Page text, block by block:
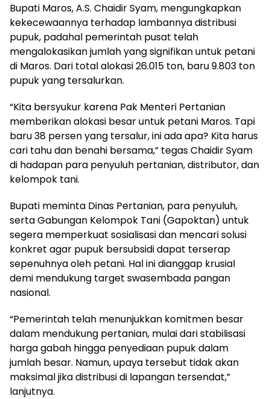
Bupati Maros, A.S. Chaidir Syam, mengungkapkan
kekecewaannya terhadap lambannya distribusi
pupuk, padahal pemerintah pusat telah
mengalokasikan jumlah yang signifikan untuk petani
di Maros. Dari total alokasi 26.015 ton, baru 9.803 ton
pupuk yang tersalurkan.
“Kita bersyukur karena Pak Menteri Pertanian
memberikan alokasi besar untuk petani Maros. Tapi
baru 38 persen yang tersalur, ini ada apa? Kita harus
cari tahu dan benahi bersama,” tegas Chaidir Syam
di hadapan para penyuluh pertanian, distributor, dan
kelompok tani.
Bupati meminta Dinas Pertanian, para penyuluh,
serta Gabungan Kelompok Tani (Gapoktan) untuk
segera memperkuat sosialisasi dan mencari solusi
konkret agar pupuk bersubsidi dapat terserap
sepenuhnya oleh petani. Hal ini dianggap krusial
demi mendukung target swasembada pangan
nasional.
“Pemerintah telah menunjukkan komitmen besar
dalam mendukung pertanian, mulai dari stabilisasi
harga gabah hingga penyediaan pupuk dalam
jumlah besar. Namun, upaya tersebut tidak akan
maksimal jika distribusi di lapangan tersendat,”
lanjutnya.